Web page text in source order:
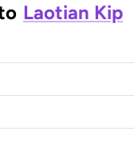
Laotian Kip